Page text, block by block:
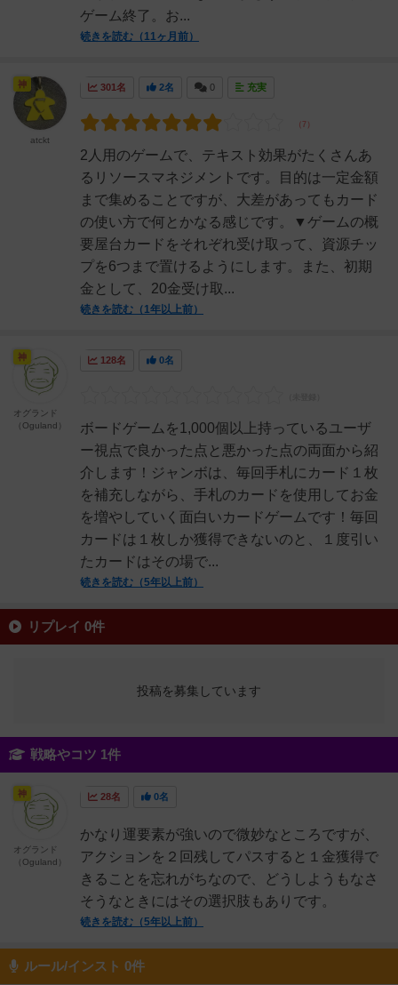
ゲーム終了。お...
続きを読む（11ヶ月前）
301名 2名 0 充実
2人用のゲームで、テキスト効果がたくさんあ
るリソースマネジメントです。目的は一定金額
まで集めることですが、大差があってもカード
の使い方で何とかなる感じです。▼ゲームの概
要屋台カードをそれぞれ受け取って、資源チッ
プを6つまで置けるようにします。また、初期
金として、20金受け取...
続きを読む（1年以上前）
神
atckt
128名 0名
ボードゲームを1,000個以上持っているユーザ
ー視点で良かった点と悪かった点の両面から紹
介します！ジャンボは、毎回手札にカード１枚
を補充しながら、手札のカードを使用してお金
を増やしていく面白いカードゲームです！毎回
カードは１枚しか獲得できないのと、１度引い
たカードはその場で...
続きを読む（5年以上前）
神
オグランド
（Oguland）
リプレイ 0件
投稿を募集しています
戦略やコツ 1件
28名 0名
かなり運要素が強いので微妙なところですが、
アクションを２回残してパスすると１金獲得で
きることを忘れがちなので、どうしようもなさ
そうなときにはその選択肢もありです。
続きを読む（5年以上前）
神
オグランド
（Oguland）
ルール/インスト 0件